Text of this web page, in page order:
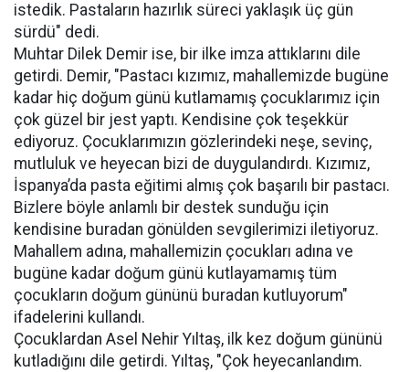
istedik. Pastaların hazırlık süreci yaklaşık üç gün
sürdü" dedi.
Muhtar Dilek Demir ise, bir ilke imza attıklarını dile
getirdi. Demir, "Pastacı kızımız, mahallemizde bugüne
kadar hiç doğum günü kutlamamış çocuklarımız için
çok güzel bir jest yaptı. Kendisine çok teşekkür
ediyoruz. Çocuklarımızın gözlerindeki neşe, sevinç,
mutluluk ve heyecan bizi de duygulandırdı. Kızımız,
İspanya’da pasta eğitimi almış çok başarılı bir pastacı.
Bizlere böyle anlamlı bir destek sunduğu için
kendisine buradan gönülden sevgilerimizi iletiyoruz.
Mahallem adına, mahallemizin çocukları adına ve
bugüne kadar doğum günü kutlayamamış tüm
çocukların doğum gününü buradan kutluyorum"
ifadelerini kullandı.
Çocuklardan Asel Nehir Yıltaş, ilk kez doğum gününü
kutladığını dile getirdi. Yıltaş, "Çok heyecanlandım.